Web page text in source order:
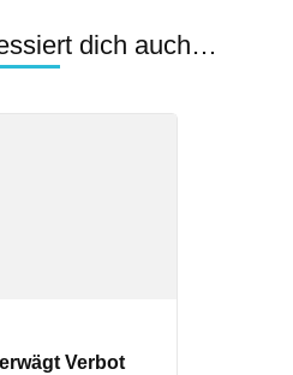
dich auch…
Verbot